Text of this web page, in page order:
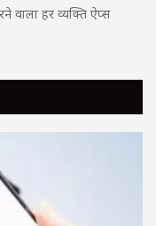
वाला हर व्यक्ति ऐप्स